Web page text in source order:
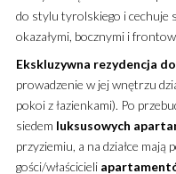
do stylu tyrolskiego i cechuje
okazałymi, bocznymi i
Ekskluzywna rezydencja
prowadzenie w jej wnętrzu
pokoi z łazienkami). Po
siedem luksusowych
przyziemiu, a na działce
gości/właścicieli